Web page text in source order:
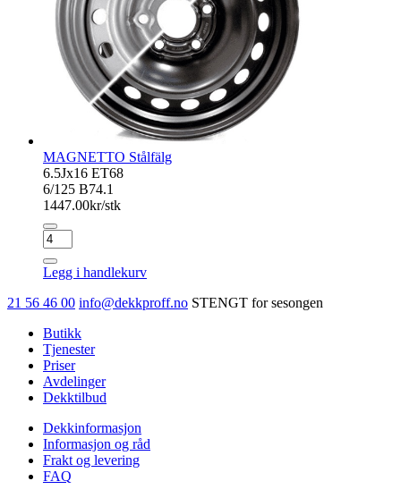
MAGNETTO Stålfälg
6.5Jx16 ET68
6/125 B74.1
1447.00kr/stk
MAGNETTO
Stålfälg
antall
Legg i handlekurv
21 56 46 00 info@dekkproff.no STENGT for sesongen
Butikk
Tjenester
Priser
Avdelinger
Dekktilbud
Dekkinformasjon
Informasjon og råd
Frakt og levering
FAQ